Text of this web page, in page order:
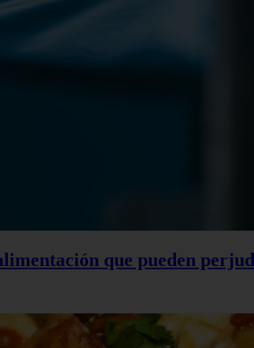
que pueden